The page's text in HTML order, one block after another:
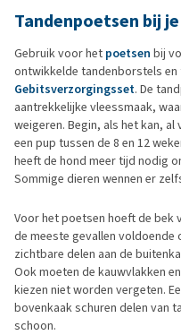
Tandenpoetsen bij
Gebruik voor het poetsen bij
ontwikkelde tandenborstels
Gebitsverzorgingsset. De
aantrekkelijke vleessmaak,
weigeren. Begin, als het kan,
een pup tussen de 8 en 12
heeft de hond meer tijd nodig
Sommige dieren wennen er
Voor het poetsen hoeft de bek
de meeste gevallen voldoende
zichtbare delen aan de
Ook moeten de kauwvlakken
kiezen niet worden vergeten.
bovenkaak schuren delen van
schoon.